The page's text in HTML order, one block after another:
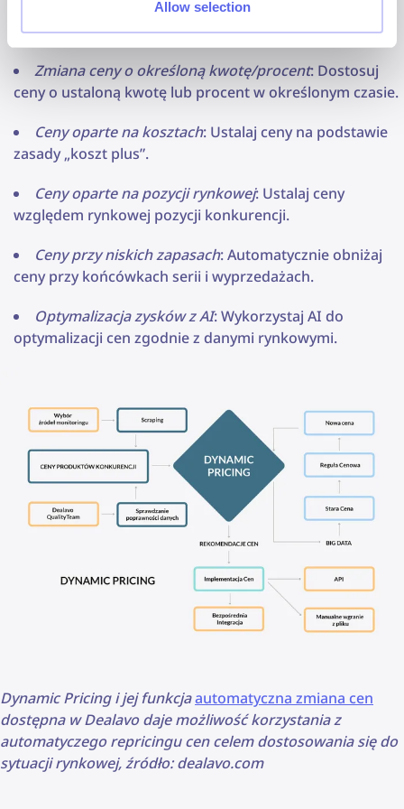
Allow selection
Ceny względem konkurencji: Generuj ceny niższe lub
wyższe od wybranych konkurentów.
Zmiana ceny o określoną kwotę/procent: Dostosuj
ceny o ustaloną kwotę lub procent w określonym czasie.
Ceny oparte na kosztach: Ustalaj ceny na podstawie
zasady „koszt plus”.
Ceny oparte na pozycji rynkowej: Ustalaj ceny
względem rynkowej pozycji konkurencji.
Ceny przy niskich zapasach: Automatycznie obniżaj
ceny przy końcówkach serii i wyprzedażach.
Optymalizacja zysków z AI: Wykorzystaj AI do
optymalizacji cen zgodnie z danymi rynkowymi.
Dynamic Pricing i jej funkcjaautomatyczna zmiana cen
dostępna w Dealavo daje możliwość korzystania z
automatyczego repricingu cen celem dostosowania się do
sytuacji rynkowej, źródło: dealavo.com